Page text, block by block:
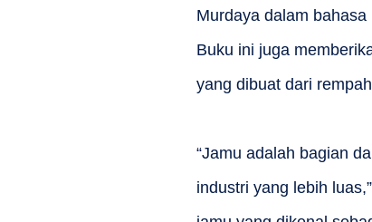
Murdaya dalam
Buku ini juga
yang dibuat dari
“Jamu adalah bagian
industri yang lebih